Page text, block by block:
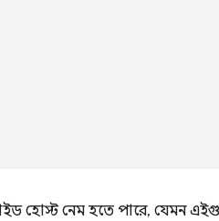
হোস্ট নেম হতে পারে, যেমন